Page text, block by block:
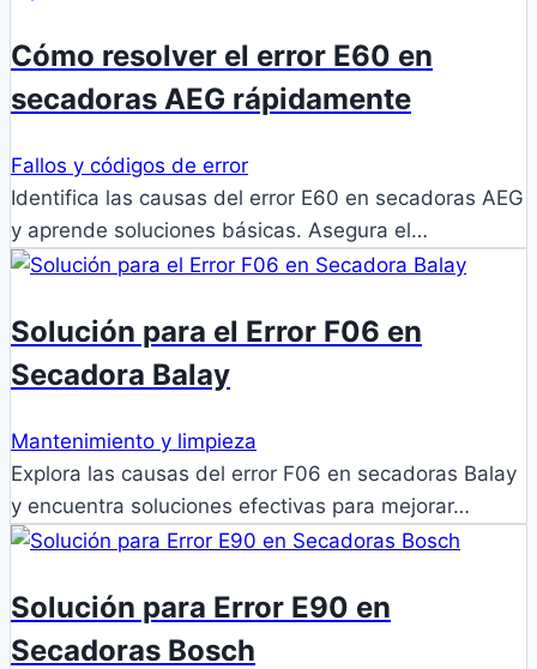
Cómo resolver el error E60 en
secadoras AEG rápidamente
Fallos y códigos de error
Identifica las causas del error E60 en secadoras AEG
y aprende soluciones básicas. Asegura el…
Solución para el Error F06 en
Secadora Balay
Mantenimiento y limpieza
Explora las causas del error F06 en secadoras Balay
y encuentra soluciones efectivas para mejorar…
Solución para Error E90 en
Secadoras Bosch